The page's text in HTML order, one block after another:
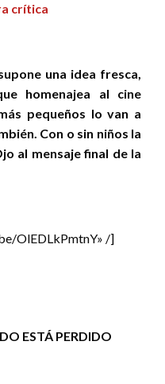
crítica
una idea fresca,
homenajea al cine
pequeños lo van a
Con o sin niños la
al mensaje final de la
OlEDLkPmtnY» /]
ESTÁ PERDIDO